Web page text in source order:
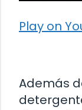
Play on
Además